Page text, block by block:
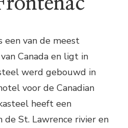
een van de meest
Canada en ligt in
werd gebouwd in
voor de Canadian
heeft een
de St. Lawrence rivier en